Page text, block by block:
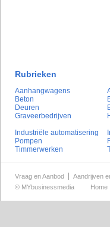
Rubrieken
Aanhangwagens
Beton
Deuren
Graveerbedrijven
Industriële automatisering
Pompen
Timmerwerken
Vraag en Aanbod Aandrijven
© MYbusinessmedia Home